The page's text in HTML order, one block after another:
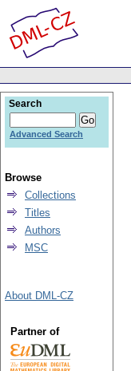
Search
Advanced Search
Browse
Collections
Titles
Authors
MSC
About DML-CZ
Partner of